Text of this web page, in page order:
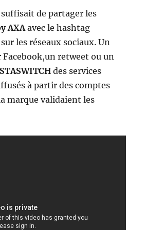
de partager les
AXAavec le hashtag
sur les réseaux sociaux. Un
retweet ou un
des services
à partir des comptes
marque validaient les